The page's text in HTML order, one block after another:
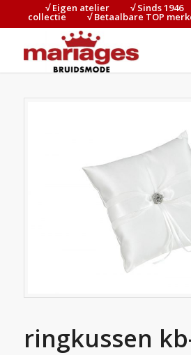
√ Eigen atelier⠀⠀⠀√ Sinds
collectie⠀⠀⠀√ Betaalbare TOP
ringkussen